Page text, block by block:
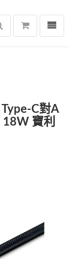
選單
Type-C對A
寶利